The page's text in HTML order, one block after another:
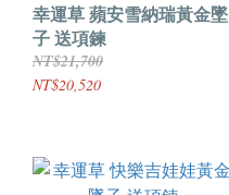
幸運草 蘋安雪納瑞黃金墜
子 送項鍊
NT$21,700
NT$20,520